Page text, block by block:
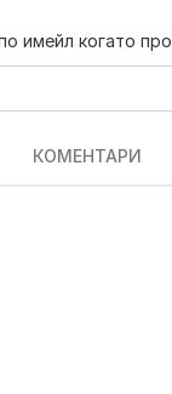
имейл когато
КОМЕНТАРИ